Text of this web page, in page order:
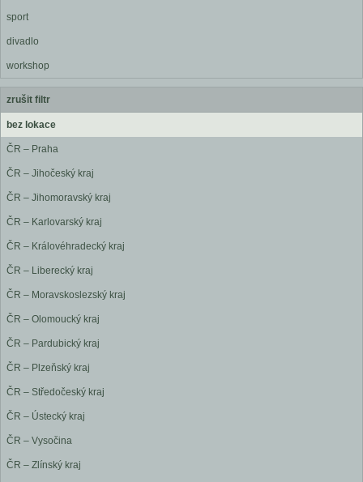
sport
divadlo
workshop
zrušit filtr
bez lokace
ČR – Praha
ČR – Jihočeský kraj
ČR – Jihomoravský kraj
ČR – Karlovarský kraj
ČR – Královéhradecký kraj
ČR – Liberecký kraj
ČR – Moravskoslezský kraj
ČR – Olomoucký kraj
ČR – Pardubický kraj
ČR – Plzeňský kraj
ČR – Středočeský kraj
ČR – Ústecký kraj
ČR – Vysočina
ČR – Zlínský kraj